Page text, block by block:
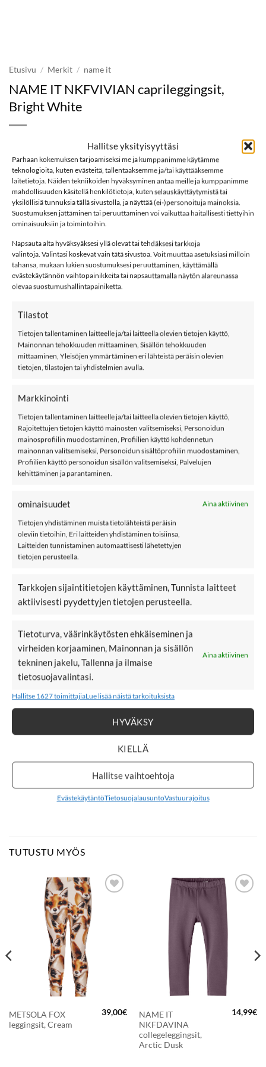
Hallitse yksityisyyttäsi
Parhaan kokemuksen tarjoamiseksi me ja kumppanimme käytämme
teknologioita, kuten evästeitä, tallentaaksemme ja/tai käyttääksemme
laitetietoja. Näiden tekniikoiden hyväksyminen antaa meille ja kumppanimme
mahdollisuuden käsitellä henkilötietoja, kuten selauskäyttäytymistä tai
yksilöllisiä tunnuksia tällä sivustolla, ja näyttää (ei-)personoituja mainoksia.
Suostumuksen jättäminen tai peruuttaminen voi vaikuttaa haitallisesti tiettyihin
ominaisuuksiin ja toimintoihin.
Napsauta alta hyväksyäksesi yllä olevat tai tehdäksesi tarkkoja
valintoja. Valintasi koskevat vain tätä sivustoa. Voit muuttaa asetuksiasi milloin
tahansa, mukaan lukien suostumuksesi peruuttaminen, käyttämällä
evästekäytännön vaihtopainikkeita tai napsauttamalla näytön alareunassa
olevaa suostumushallintapainiketta.
Tilastot
Tietojen tallentaminen laitteelle ja/tai laitteella olevien tietojen käyttö,
Mainonnan tehokkuuden mittaaminen, Sisällön tehokkuuden
mittaaminen, Yleisöjen ymmärtäminen eri lähteistä peräisin olevien
tietojen, tilastojen tai yhdistelmien avulla.
Markkinointi
Tietojen tallentaminen laitteelle ja/tai laitteella olevien tietojen käyttö,
Rajoitettujen tietojen käyttö mainosten valitsemiseksi, Personoidun
mainosprofiilin muodostaminen, Profiilien käyttö kohdennetun
mainonnan valitsemiseksi, Personoidun sisältöprofiilin muodostaminen,
Profiilien käyttö personoidun sisällön valitsemiseksi, Palvelujen
kehittäminen ja parantaminen.
ominaisuudet Aina aktiivinen
Tietojen yhdistäminen muista tietolähteistä peräisin
oleviin tietoihin, Eri laitteiden yhdistäminen toisiinsa,
Laitteiden tunnistaminen automaattisesti lähetettyjen
tietojen perusteella.
Tarkkojen sijaintitietojen käyttäminen, Tunnista laitteet
aktiivisesti pyydettyjen tietojen perusteella.
Tietoturva, väärinkäytösten ehkäiseminen ja
virheiden korjaaminen, Mainonnan ja sisällön
tekninen jakelu, Tallenna ja ilmaise
tietosuojavalintasi.
Aina aktiivinen
Hallitse 1627 toimittajiaLue lisää näistä tarkoituksista
HYVÄKSY
KIELLÄ
Hallitse vaihtoehtoja
EvästekäytäntöTietosuojalausuntoVastuurajoitus
Etusivu / Merkit / name it
NAME IT NKFVIVIAN caprileggingsit,
Bright White
Koko
NAME IT NKFVIVIAN caprileggingsit, Bright White määrä
Tuotetunnus (SKU): 668799974275
Osastot:Kf,Leggingsit,Mf,name it
KUVAUS
LISÄTIEDOT
ARVIOT (0)
Name it NKFVIVIAN NOOS caprilegginsit, Bright
White
Kuminauhavyötärö.
Materiaali: 95% puuvillaa, 5% elastaania
Väri: Bright White
Katso leggingsit
New
LISÄÄ
SUOSIKKEIHIN
METSOLA BADGER
39,90€
New
LEGGINGS, Dusty
Rose
39,90€
TUTUSTU MYÖS
LISÄÄ
SUOSIKKEIHIN
METSOLA FOX
leggingsit, Cream
39,00€
LISÄÄ
SUOSIKKEIHIN
NAME IT
NKFDAVINA
collegeleggingsit,
Arctic Dusk
14,99€